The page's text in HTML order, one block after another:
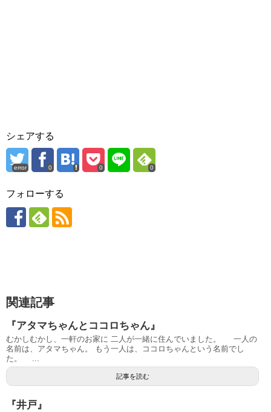
シェアする
error 0 0 0
フォローする
関連記事
『アタマちゃんとココロちゃん』
むかしむかし、一軒のお家に 二人が一緒に住んでいました。 一人の
名前は、アタマちゃん。 もう一人は、ココロちゃんという名前でし
た。 ...
記事を読む
『井戸』